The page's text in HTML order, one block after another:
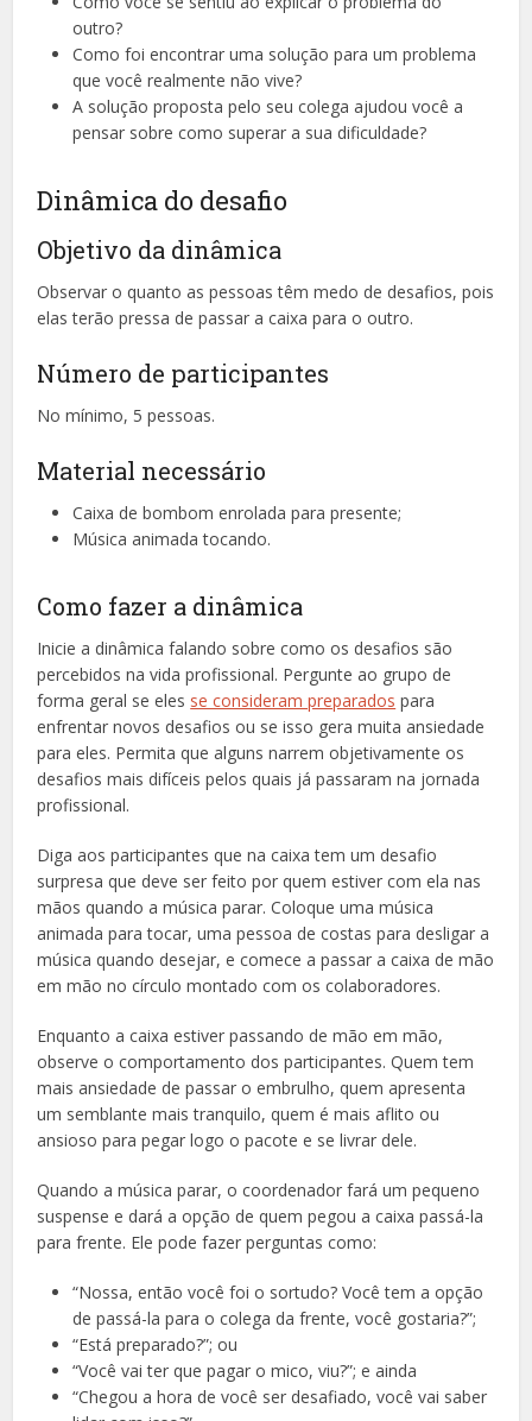
outro?
Como foi encontrar uma solução para um problema
que você realmente não vive?
A solução proposta pelo seu colega ajudou você a
pensar sobre como superar a sua dificuldade?
Dinâmica do desafio
Objetivo da dinâmica
Observar o quanto as pessoas têm medo de desafios, pois
elas terão pressa de passar a caixa para o outro.
Número de participantes
No mínimo, 5 pessoas.
Material necessário
Caixa de bombom enrolada para presente;
Música animada tocando.
Como fazer a dinâmica
Inicie a dinâmica falando sobre como os desafios são
percebidos na vida profissional. Pergunte ao grupo de
forma geral se eles se consideram preparados para
enfrentar novos desafios ou se isso gera muita ansiedade
para eles. Permita que alguns narrem objetivamente os
desafios mais difíceis pelos quais já passaram na jornada
profissional.
Diga aos participantes que na caixa tem um desafio
surpresa que deve ser feito por quem estiver com ela nas
mãos quando a música parar. Coloque uma música
animada para tocar, uma pessoa de costas para desligar a
música quando desejar, e comece a passar a caixa de mão
em mão no círculo montado com os colaboradores.
Enquanto a caixa estiver passando de mão em mão,
observe o comportamento dos participantes. Quem tem
mais ansiedade de passar o embrulho, quem apresenta
um semblante mais tranquilo, quem é mais aflito ou
ansioso para pegar logo o pacote e se livrar dele.
Quando a música parar, o coordenador fará um pequeno
suspense e dará a opção de quem pegou a caixa passá-la
para frente. Ele pode fazer perguntas como:
“Nossa, então você foi o sortudo? Você tem a opção
de passá-la para o colega da frente, você gostaria?”;
“Está preparado?”; ou
“Você vai ter que pagar o mico, viu?”; e ainda
“Chegou a hora de você ser desafiado, você vai saber